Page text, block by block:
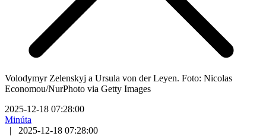
Volodymyr Zelenskyj a Ursula von der Leyen. Foto: Nicolas
Economou/NurPhoto via Getty Images
2025-12-18 07:28:00
Minúta
|
2025-12-18 07:28:00